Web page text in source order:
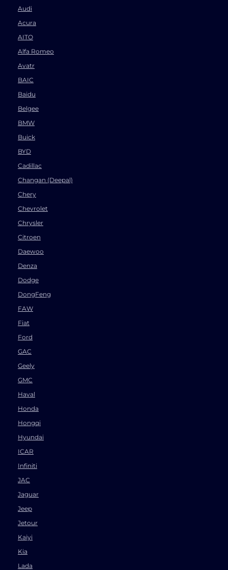
Audi
Acura
AITO
Alfa Romeo
Avatr
BAIC
Baidu
Belgee
BMW
Buick
BYD
Cadillac
Changan (Deepal)
Chery
Chevrolet
Chrysler
Citroen
Daewoo
Denza
Dodge
DongFeng
FAW
Fiat
Ford
GAC
Geely
GMC
Haval
Honda
Hongqi
Hyundai
ICAR
Infiniti
JAC
Jaguar
Jeep
Jetour
Kaiyi
Kia
Lada